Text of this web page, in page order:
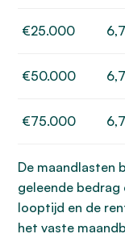
€25.000
€50.000
€75.000
De maandlasten
geleende
looptijd en de
het vaste